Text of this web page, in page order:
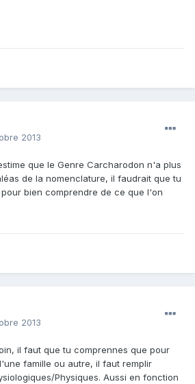
2013
que le Genre Carcharodon n'a plus
de la nomenclature, il faudrait que tu
bien comprendre de ce que l'on
2013
il faut que tu comprennes que pour
famille ou autre, il faut remplir
Physiques. Aussi en fonction